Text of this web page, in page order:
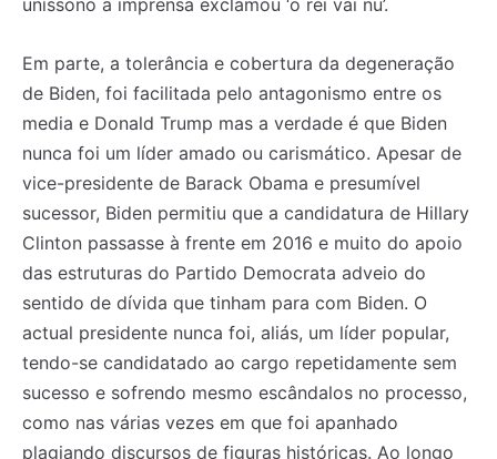
uníssono a imprensa exclamou ‘o rei vai nu’.
Em parte, a tolerância e cobertura da degeneração
de Biden, foi facilitada pelo antagonismo entre os
media e Donald Trump mas a verdade é que Biden
nunca foi um líder amado ou carismático. Apesar de
vice-presidente de Barack Obama e presumível
sucessor, Biden permitiu que a candidatura de Hillary
Clinton passasse à frente em 2016 e muito do apoio
das estruturas do Partido Democrata adveio do
sentido de dívida que tinham para com Biden. O
actual presidente nunca foi, aliás, um líder popular,
tendo-se candidatado ao cargo repetidamente sem
sucesso e sofrendo mesmo escândalos no processo,
como nas várias vezes em que foi apanhado
plagiando discursos de figuras históricas. Ao longo